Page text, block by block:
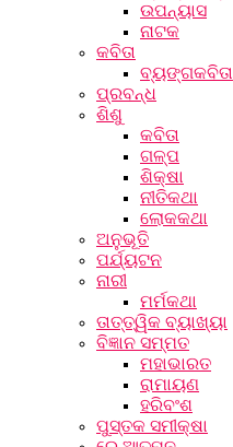
ଉପନ୍ୟାସ
ନାଟକ
କବିତା
ବ୍ୟଙ୍ଗକବିତା
ପ୍ରବନ୍ଧ
ଶିଶୁ
କବିତା
ଗଳ୍ପ
ଶିକ୍ଷା
ନୀତିକଥା
ଲୋକକଥା
ଅନୁଭୂତି
ପର୍ଯ୍ୟଟନ
ନାରୀ
ମର୍ମକଥା
ତାତ୍ତ୍ୱିକ ବ୍ୟାଖ୍ୟା
ବିଜ୍ଞାନ ସମ୍ମତ
ମହାଭାରତ
ରାମାୟଣ
ହରିବଂଶ
ପୁସ୍ତକ ସମୀକ୍ଷା